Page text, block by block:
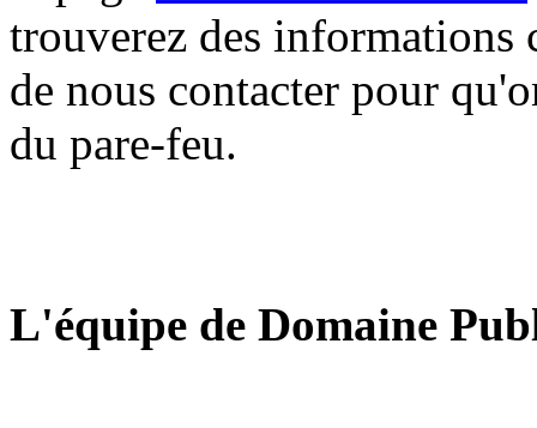
trouverez des informations
de nous contacter pour
du pare-feu.
L'équipe de Domaine